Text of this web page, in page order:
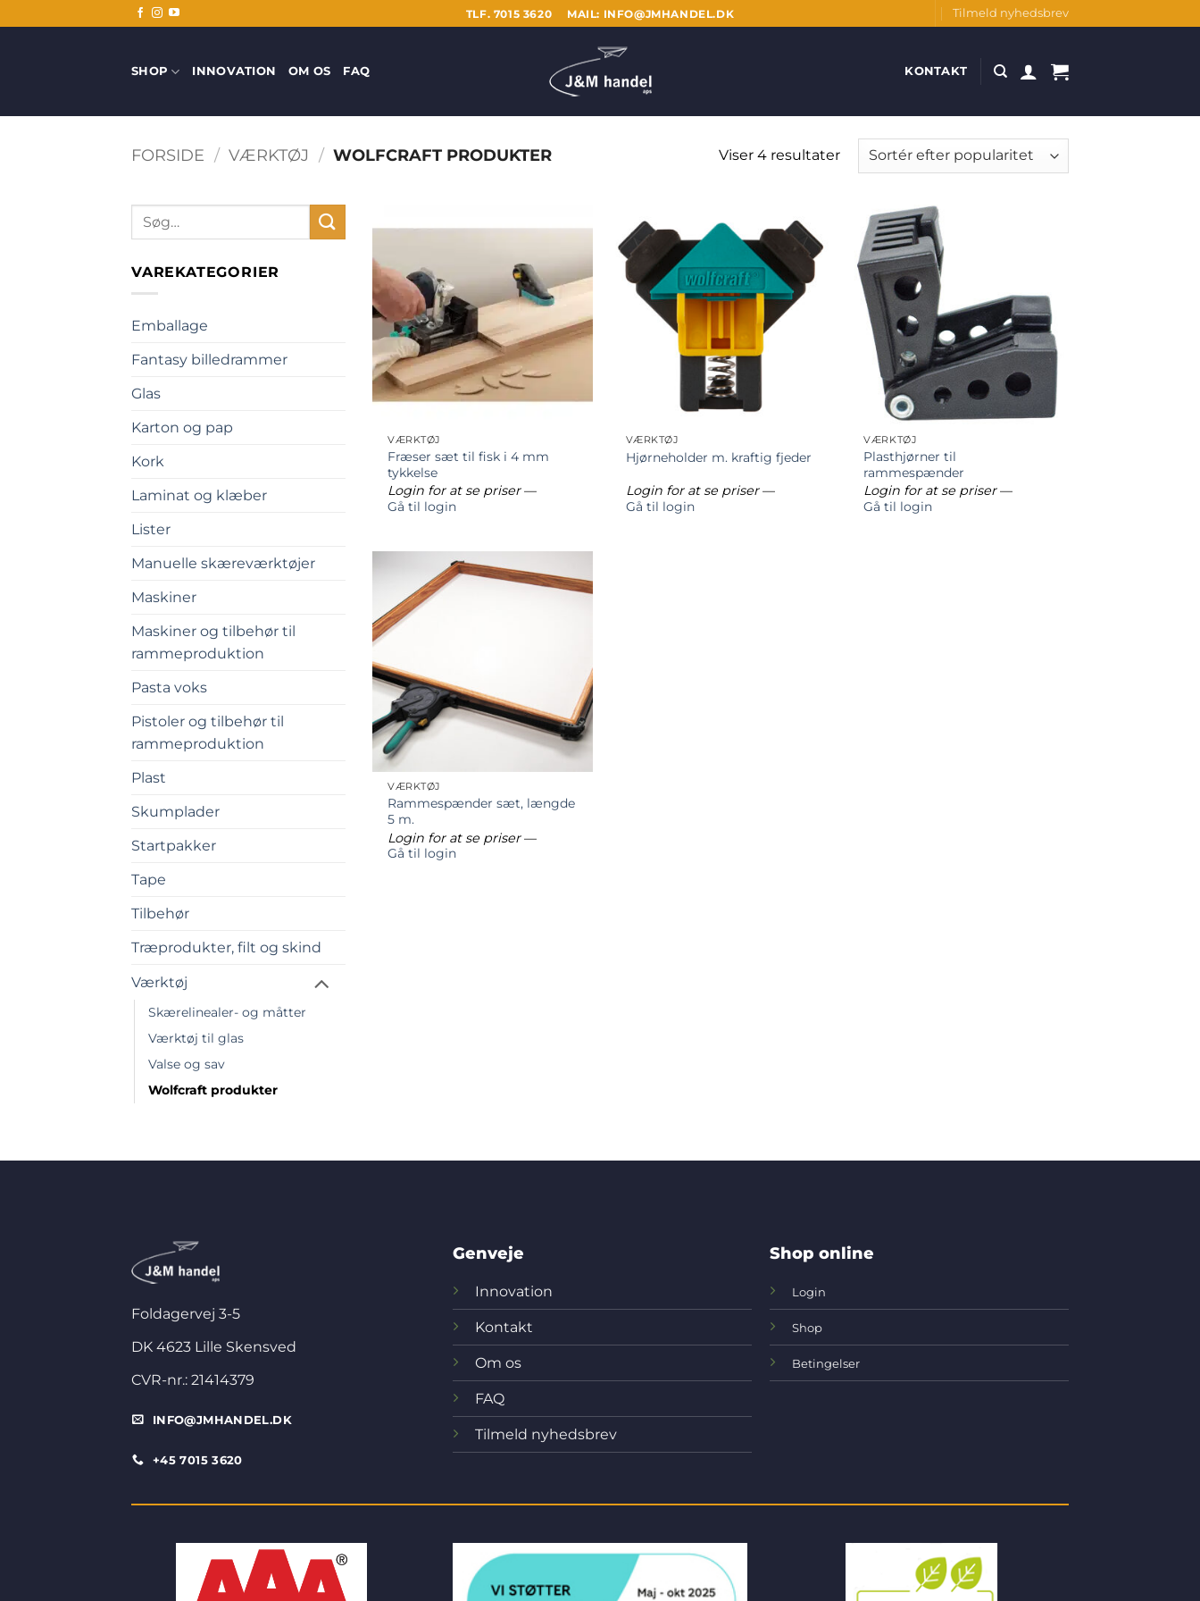
til
TLF. 7015 3620 MAIL: INFO@JMHANDEL.DK Tilmeld nyhedsbrev
SHOP INNOVATION OM OS FAQ KONTAKT
FORSIDE / VÆRKTØJ / WOLFCRAFT PRODUKTER Viser 4 resultaterSorteret
efter
Søg
efter:
VAREKATEGORIER
Emballage
Fantasy billedrammer
Glas
Karton og pap
Kork
Laminat og klæber
Lister
Manuelle skæreværktøjer
Maskiner
Maskiner og tilbehør til
rammeproduktion
Pasta voks
Pistoler og tilbehør til
rammeproduktion
Plast
Skumplader
Startpakker
Tape
Tilbehør
Træprodukter, filt og skind
Værktøj
Skærelinealer- og måtter
Værktøj til glas
Valse og sav
Wolfcraft produkter
VÆRKTØJ
Fræser sæt til fisk i 4 mm
tykkelse
Login for at se priser—
Gå til login
VÆRKTØJ
Hjørneholder m. kraftig fjeder
Login for at se priser—
Gå til login
VÆRKTØJ
Plasthjørner til
rammespænder
Login for at se priser—
Gå til login
VÆRKTØJ
Rammespænder sæt, længde
5 m.
Login for at se priser—
Gå til login
Foldagervej 3-5
DK 4623 Lille Skensved
CVR-nr.: 21414379
INFO@JMHANDEL.DK
+45 7015 3620
Genveje
Innovation
Kontakt
Om os
FAQ
Tilmeld nyhedsbrev
Shop online
Login
Shop
Betingelser